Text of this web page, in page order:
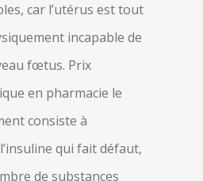
car l’utérus est tout
incapable de
fœtus. Prix
en pharmacie le
consiste à
qui fait défaut,
de substances